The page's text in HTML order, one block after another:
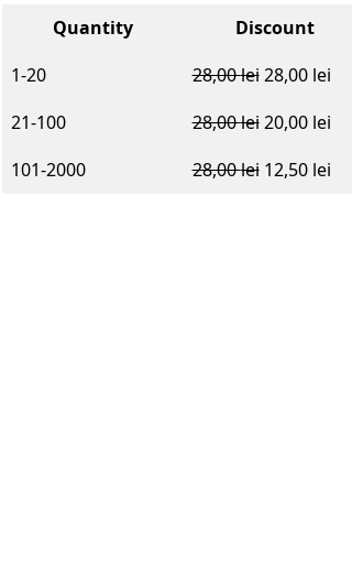
Quantity Discount
1-20
28,00lei 28,00 lei
21-100
28,00lei 20,00 lei
101-2000
28,00lei 12,50 lei